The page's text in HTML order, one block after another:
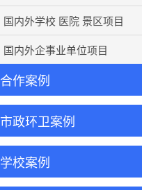
国内外学校 医院 景区项目
国内外企事业单位项目
合作案例
市政环卫案例
学校案例